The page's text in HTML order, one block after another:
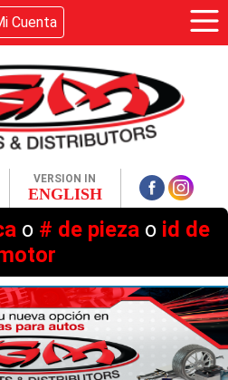
Cuenta
VERSION IN
ENGLISH
o # de piezao id de